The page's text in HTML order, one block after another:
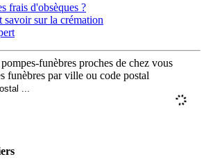
frais d'obsèques ?
sur la crémation
funèbres proches de chez vous
funèbres par ville ou code postal